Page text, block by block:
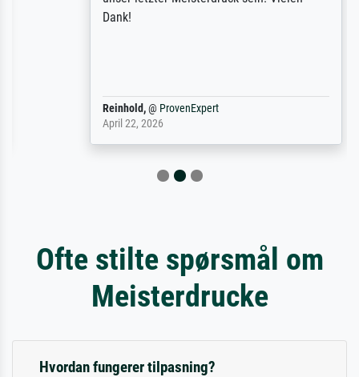
Reinhold,@ProvenExpert
April 22, 2026
Ofte stilte spørsmål om
Meisterdrucke
Hvordan fungerer tilpasning?